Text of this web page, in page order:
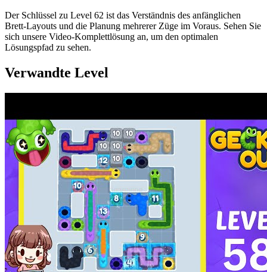
Der Schlüssel zu Level 62 ist das Verständnis des anfänglichen
Brett-Layouts und die Planung mehrerer Züge im Voraus. Sehen Sie
sich unsere Video-Komplettlösung an, um den optimalen
Lösungspfad zu sehen.
Verwandte Level